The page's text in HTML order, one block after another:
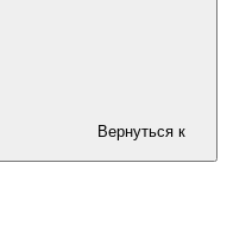
Вернуться к